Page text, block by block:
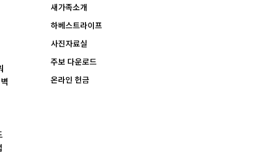
새가족소개
하베스트라이프
사진자료실
주보 다운로드
온라인 헌금